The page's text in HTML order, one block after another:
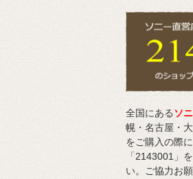
全国にあるソ
幌・名古屋・
をご購入の際
「2143001」
い。ご協力お